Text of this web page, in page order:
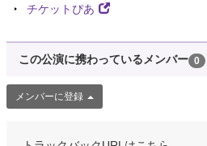
チケットぴあ
この公演に携わっているメンバー 0
メンバーに登録